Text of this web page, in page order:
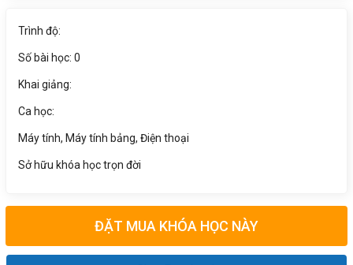
Trình độ:
Số bài học: 0
Khai giảng:
Ca học:
Máy tính, Máy tính bảng, Điện thoại
Sở hữu khóa học trọn đời
ĐẶT MUA KHÓA HỌC NÀY